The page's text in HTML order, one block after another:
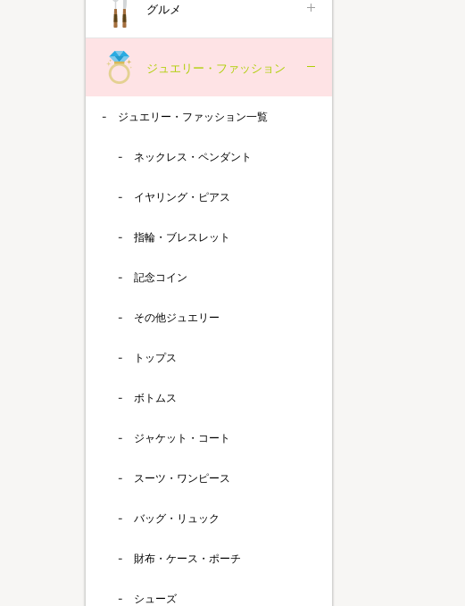
グルメ
ジュエリー・ファッション
ジュエリー・ファッション一覧
ネックレス・ペンダント
イヤリング・ピアス
指輪・ブレスレット
記念コイン
その他ジュエリー
トップス
ボトムス
ジャケット・コート
スーツ・ワンピース
バッグ・リュック
財布・ケース・ポーチ
シューズ